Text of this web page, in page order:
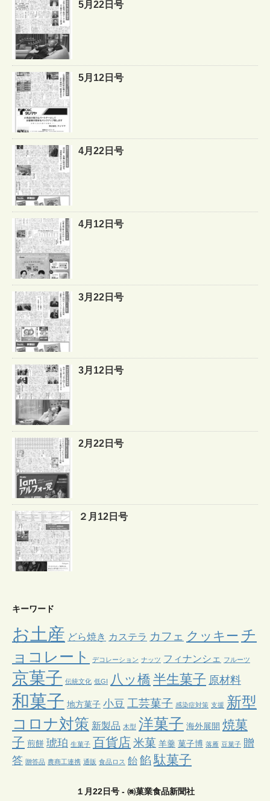
5月22日号
5月12日号
4月22日号
4月12日号
3月22日号
3月12日号
2月22日号
２月12日号
キーワード
お土産 どら焼き カステラ カフェ クッキー チ
ョコレート
デコレーション ナッツ フィナンシェ フルーツ
京菓子 伝統文化 低GI 八ッ橋 半生菓子 原材料
和菓子 地方菓子 小豆 工芸菓子 感染症対策 支援 新型
コロナ対策 新製品 木型 洋菓子 海外展開 焼菓
子 煎餅 琥珀 生菓子 百貨店 米菓 羊羹 菓子博 落雁 豆菓子 贈
答 贈答品 農商工連携 通販 食品ロス 飴 餡 駄菓子
１月22日号 - ㈱菓業食品新聞社